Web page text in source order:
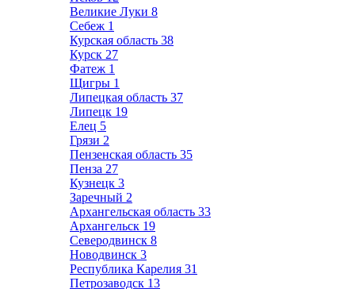
Великие Луки 8
Себеж 1
Курская область 38
Курск 27
Фатеж 1
Щигры 1
Липецкая область 37
Липецк 19
Елец 5
Грязи 2
Пензенская область 35
Пенза 27
Кузнецк 3
Заречный 2
Архангельская область 33
Архангельск 19
Северодвинск 8
Новодвинск 3
Республика Карелия 31
Петрозаводск 13